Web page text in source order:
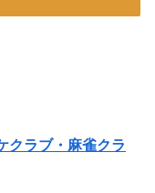
クラブ・麻雀クラ